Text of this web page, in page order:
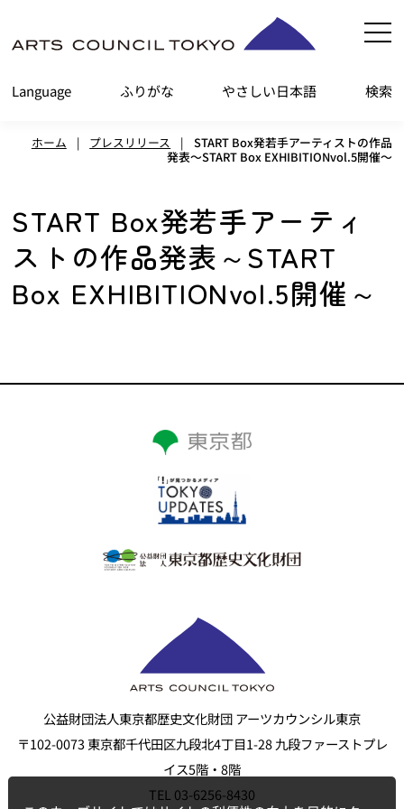
Language ふりがな やさしい日本語 検索
ホーム | プレスリリース |
START Box発若手アーティストの作品
発表～START Box EXHIBITIONvol.5開催～
START Box発若手アーティ
ストの作品発表～START
Box EXHIBITIONvol.5開催～
公益財団法人東京都歴史文化財団 アーツカウンシル東京
〒102-0073 東京都千代田区九段北4丁目1-28 九段ファーストプレ
イス5階・8階
TEL 03-6256-8430